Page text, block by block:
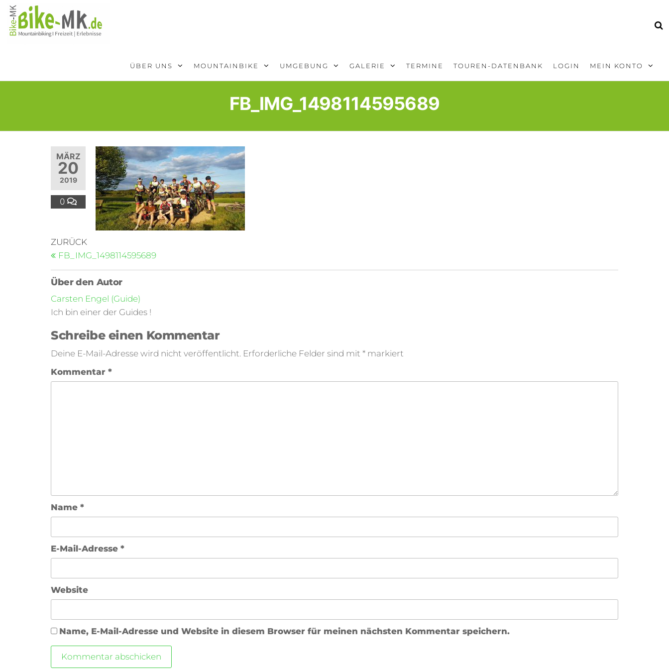
ÜBER UNS MOUNTAINBIKE UMGEBUNG GALERIE TERMINE TOUREN-DATENBANK LOGIN MEIN KONTO
FB_IMG_1498114595689
MÄRZ
20
2019
0
ZURÜCK
FB_IMG_1498114595689
Über den Autor
Carsten Engel (Guide)
Ich bin einer der Guides !
Schreibe einen Kommentar
Deine E-Mail-Adresse wird nicht veröffentlicht. Erforderliche Felder sind mit * markiert
Kommentar *
Name *
E-Mail-Adresse *
Website
Name, E-Mail-Adresse und Website in diesem Browser für meinen nächsten Kommentar speichern.